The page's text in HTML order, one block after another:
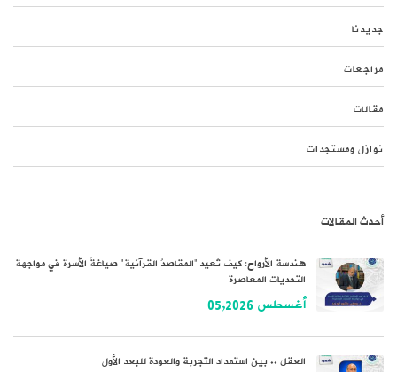
جديدنا
مراجعات
مقالات
نوازل ومستجدات
أحدث المقالات
هندسة الأرواح: كيف تُعيد “المقاصدُ القرآنية” صياغةَ الأسرة في مواجهة
التحديات المعاصرة
أغسطس 05,2026
العقل .. بين استمداد التجربة والعودة للبعد الأول